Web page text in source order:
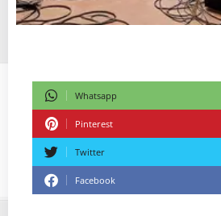
Whatsapp
Pinterest
Twitter
Facebook